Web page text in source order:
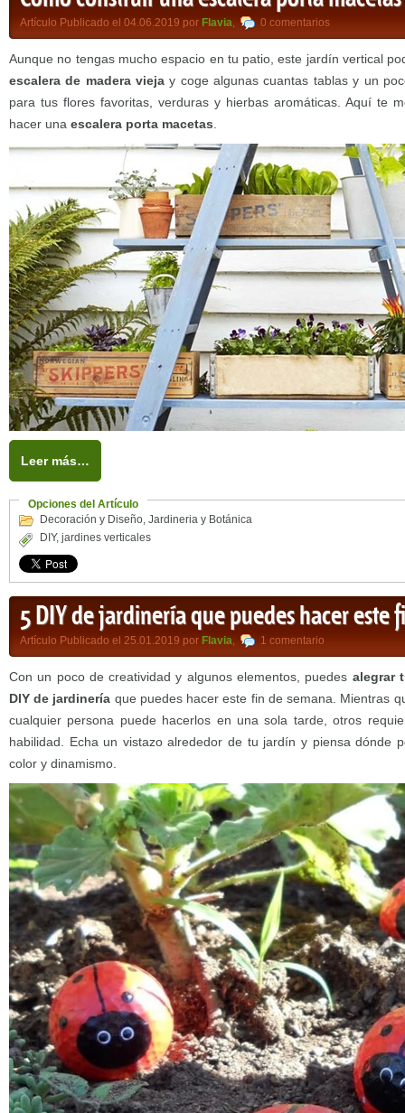
Artículo Publicado el 04.06.2019 por Flavia, 0 comentarios
Aunque no tengas mucho espacio en tu patio, este jardín vertical
escalera de madera vieja y coge algunas cuantas tablas y un
para tus flores favoritas, verduras y hierbas aromáticas. Aquí te
hacer una escalera porta macetas
Leer más…
Opciones del Artículo
Decoración y Diseño, Jardineria y Botánica
DIY, jardines verticales
5 DIY de jardinería que puedes hacer este
Artículo Publicado el 25.01.2019 por Flavia, 1 comentario
Con un poco de creatividad y algunos elementos, puedes alegrar
DIY de jardinería que puedes hacer este fin de semana. Mientras
cualquier persona puede hacerlos en una sola tarde, otros
habilidad. Echa un vistazo alrededor de tu jardín y piensa dónde
color y dinamismo.